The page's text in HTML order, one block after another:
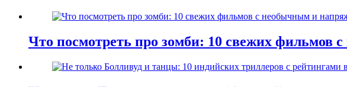
Что посмотреть про зомби: 10 свежих